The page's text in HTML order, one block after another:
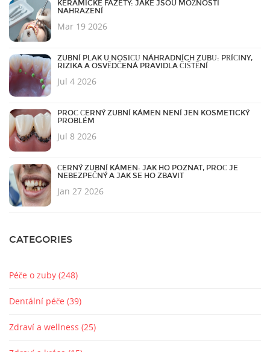
KERAMICKÉ FAZETY: JAKÉ JSOU MOŽNOSTI
NAHRAZENÍ
Mar 19 2026
ZUBNÍ PLAK U NOSIČŮ NÁHRADNÍCH ZUBŮ: PŘÍČINY,
RIZIKA A OSVĚDČENÁ PRAVIDLA ČIŠTĚNÍ
Jul 4 2026
PROČ ČERNÝ ZUBNÍ KÁMEN NENÍ JEN KOSMETICKÝ
PROBLÉM
Jul 8 2026
ČERNÝ ZUBNÍ KÁMEN: JAK HO POZNAT, PROČ JE
NEBEZPEČNÝ A JAK SE HO ZBAVIT
Jan 27 2026
CATEGORIES
Péče o zuby (248)
Dentální péče (39)
Zdraví a wellness (25)